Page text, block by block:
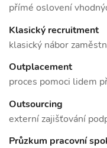
přímé oslovení
Klasický recruitment
klasický nábor
Outplacement
proces pomoci lidem
Outsourcing
externí zajišťování
Průzkum pracovní